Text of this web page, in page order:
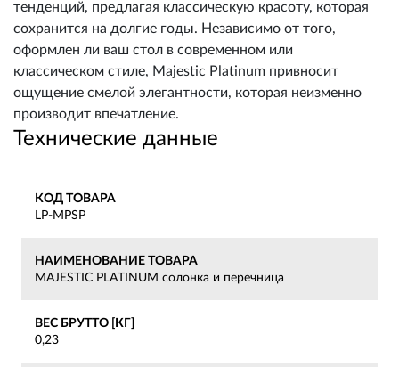
тенденций, предлагая классическую красоту, которая
сохранится на долгие годы. Независимо от того,
оформлен ли ваш стол в современном или
классическом стиле, Majestic Platinum привносит
ощущение смелой элегантности, которая неизменно
производит впечатление.
Технические данные
КОД ТОВАРА
LP-MPSP
НАИМЕНОВАНИЕ ТОВАРА
MAJESTIC PLATINUM солонка и перечница
ВЕС БРУТТО [КГ]
0,23